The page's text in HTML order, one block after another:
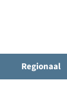
Regionaal